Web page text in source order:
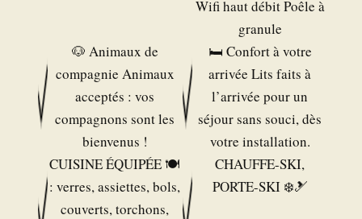
Wifi haut débit Poêle à
granule
🐶 Animaux de
compagnie Animaux
acceptés : vos
compagnons sont les
bienvenus !
🛏️ Confort à votre
arrivée Lits faits à
l’arrivée pour un
séjour sans souci, dès
votre installation.
CUISINE ÉQUIPÉE 🍽️
: verres, assiettes, bols,
couverts, torchons,
CHAUFFE-SKI,
PORTE-SKI ❄️🎿